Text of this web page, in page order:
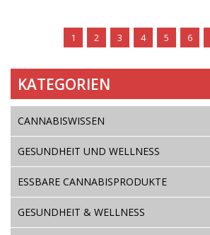
1 2 3 4 5 6
KATEGORIEN
CANNABISWISSEN
GESUNDHEIT UND WELLNESS
ESSBARE CANNABISPRODUKTE
GESUNDHEIT & WELLNESS